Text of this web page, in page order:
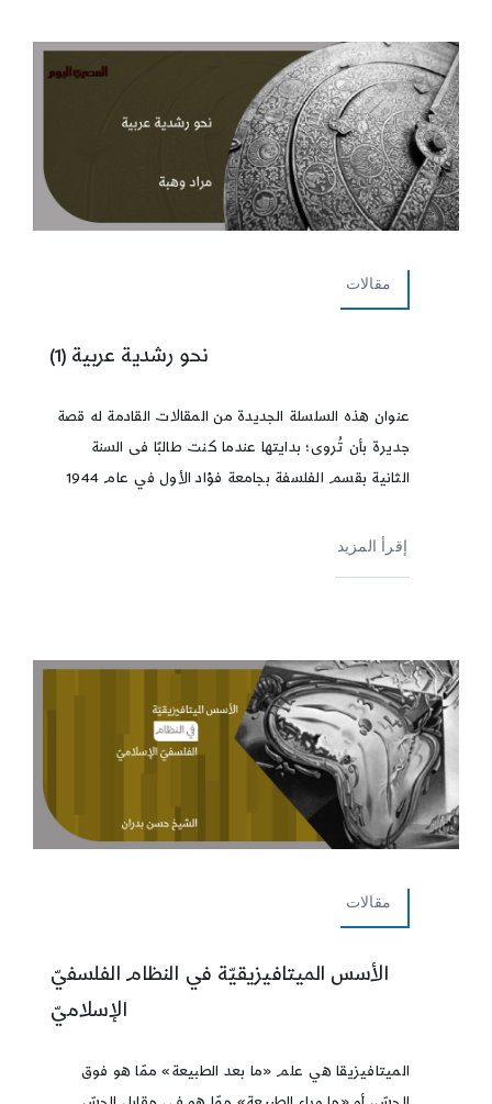
مقالات
نحو رشدية عربية (1)
عنوان هذه السلسلة الجديدة من المقالات القادمة له قصة
جديرة بأن تُروى؛ بدايتها عندما كنت طالبًا فى السنة
الثانية بقسم الفلسفة بجامعة فؤاد الأول في عام 1944
إقرأ المزيد
مقالات
الأسس الميتافيزيقيّة في النظام الفلسفيّ
الإسلاميّ
الميتافيزيقا هي علم «ما بعد الطبيعة» ممّا هو فوق